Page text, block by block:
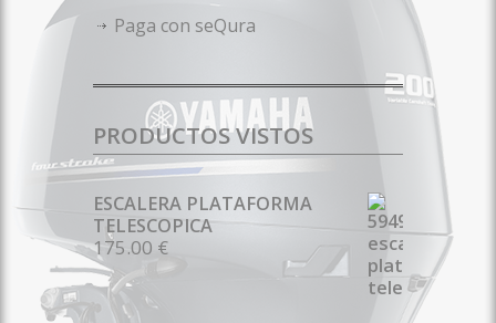
Paga con seQura
PRODUCTOS VISTOS
ESCALERA PLATAFORMA
TELESCOPICA
175.00 €